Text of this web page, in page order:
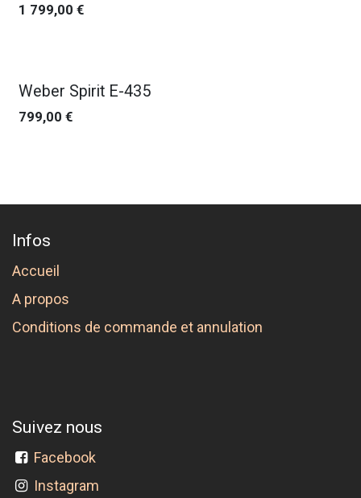
1 799,00 €
Nouveau !
Weber Spirit E-435
799,00 €
Infos
Accueil
A propos
Conditions de commande et annulation
Suivez nous
Facebook
Instagram